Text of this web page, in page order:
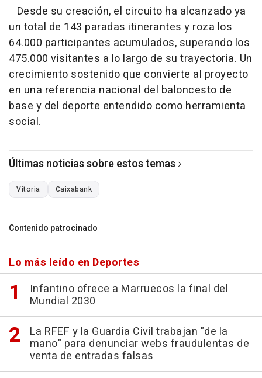
Desde su creación, el circuito ha alcanzado ya
un total de 143 paradas itinerantes y roza los
64.000 participantes acumulados, superando los
475.000 visitantes a lo largo de su trayectoria. Un
crecimiento sostenido que convierte al proyecto
en una referencia nacional del baloncesto de
base y del deporte entendido como herramienta
social.
Últimas noticias sobre estos temas
Vitoria Caixabank
Contenido patrocinado
Lo más leído en Deportes
Infantino ofrece a Marruecos la final del
Mundial 2030
La RFEF y la Guardia Civil trabajan "de la
mano" para denunciar webs fraudulentas de
venta de entradas falsas